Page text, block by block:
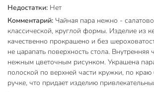
Форма блюдца
Артикул производителя
Модель
Вес в упаковке
Недостатки: Нет
Комментарий: Чайная пара нежно -
классической, круглой формы. Изделие из
качественно прокрашено и без
не царапать поверхность стола. Внутренняя
нежным цветочным рисунком. Украшена
полоской по верхней части кружки, по
ручке, что придает изделию